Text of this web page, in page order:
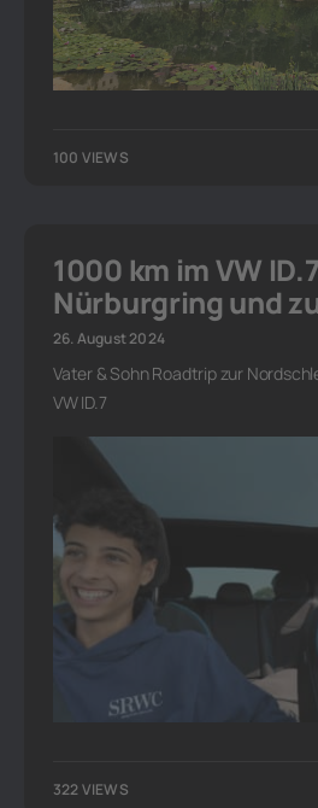
100 VIEWS
1000 km im VW
Nürburgring und
26. August 2024
Vater & Sohn Roadtrip zur
VW ID.7
322 VIEWS